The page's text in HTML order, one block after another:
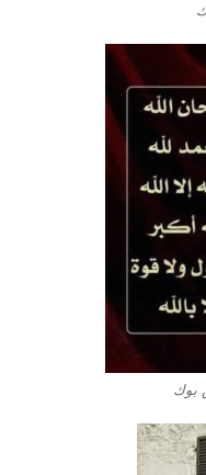
بوك